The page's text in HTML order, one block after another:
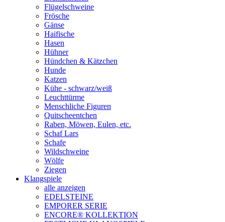
Flügelschweine
Frösche
Gänse
Haifische
Hasen
Hühner
Hündchen & Kätzchen
Hunde
Katzen
Kühe - schwarz/weiß
Leuchttürme
Menschliche Figuren
Quitscheentchen
Raben, Möwen, Eulen, etc.
Schaf Lars
Schafe
Wildschweine
Wölfe
Ziegen
Klangspiele
alle anzeigen
EDELSTEINE
EMPORER SERIE
ENCORE® KOLLEKTION